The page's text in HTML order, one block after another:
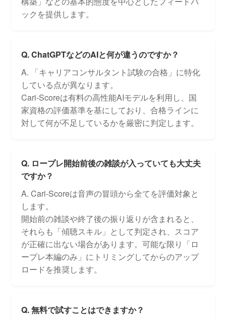
ックを提供します。
Q. ChatGPTなどのAIと何が違うのですか？
A. 「キャリアコンサルタント試験の合格」に特化
している点が異なります。
Cari-Scoreは有料の高性能AIモデルを利用し、国
家資格の評価基準を基にしており、合格ラインに
対して何が不足しているかを厳密に判定します。
Q. ロープレ開始前後の雑談が入っていても大丈夫
ですか？
A. Cari-Scoreは音声の冒頭から全てを評価対象と
します。
開始前の雑談や終了後の振り返りが含まれると、
それらも「傾聴スキル」として判定され、スコア
が正確に出ない場合があります。可能な限り「ロ
ープレ本編のみ」にトリミングしてからのアップ
ロードを推奨します。
Q. 無料で試すことはできますか？